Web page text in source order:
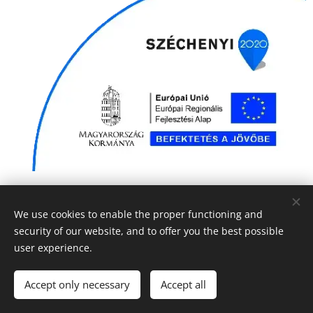
Gábor volt, a...
© 2019 Kerékpárút - Csurgó | Creativepont
Languages
Magyar
English
We use cookies to enable the proper functioning and
security of our website, and to offer you the best possible
user experience.
Accept only necessary Accept all